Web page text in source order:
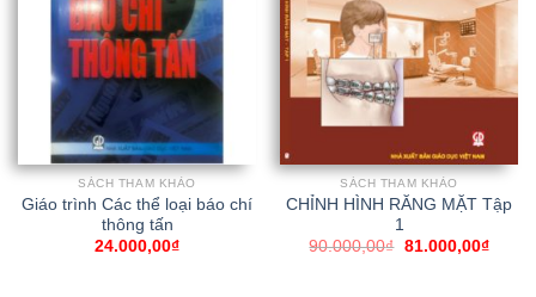
SÁCH THAM KHẢO
Giáo trình Các thể loại báo chí
thông tấn
24.000,00₫
SÁCH THAM KHẢO
CHỈNH HÌNH RĂNG MẶT Tập
1
90.000,00₫ 81.000,00₫